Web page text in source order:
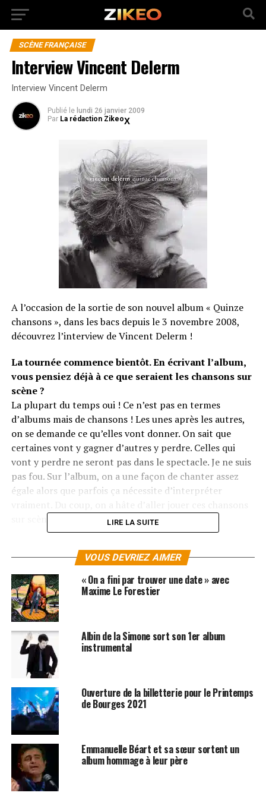
SCÈNE FRANÇAISE
Interview Vincent Delerm
Interview Vincent Delerm
Publié le lundi 26 janvier 2009
Par La rédaction Zikeo
A l’occasion de la sortie de son nouvel album « Quinze
chansons », dans les bacs depuis le 3 novembre 2008,
découvrez l’interview de Vincent Delerm !
La tournée commence bientôt. En écrivant l’album,
vous pensiez déjà à ce que seraient les chansons sur
scène ?
La plupart du temps oui ! Ce n’est pas en termes
d’albums mais de chansons ! Les unes après les autres,
on se demande ce qu’elles vont donner. On sait que
certaines vont y gagner d’autres y perdre. Celles qui
vont y perdre ne seront pas dans le spectacle. Je ne suis
pas fou. Sur l’album, on a une façon de chanter assez
égale alors que parfois ça nécessite d’interpréter
pas sur les disques et qu’on n’entend que sur scène.
Il y aura encore des inédites cette fois ci ?
Oui, j’aime bien faire ça car ce sont des moments
d’écoute très différents. Quand j’ai commencé sur mon
premier album, on m’a fait faire une vraie tournée avec
des titres que les gens avaient identifiés et la moitié que
les gens découvraient. C’était à chaque fois deux
moments complètement différents. Il y a une écoute
totale quand les gens découvrent les paroles. Et même si
ce n’est que pour une ou deux chansons, j’ai toujours
envie qu’il y ait quelques petits moments comme ça.
C’est un moment où tout le monde est relié au texte.
C’est assez excitant à faire, donc c’est encore le cas
cette fois ci.
On dit toujours « Delerm sur scène c’est super drôle
». Vous avez encore une fois des petits intermèdes,
LIRE LA SUITE
VOUS DEVRIEZ AIMER
« On a fini par trouver une date » avec
Maxime Le Forestier
Albin de la Simone sort son 1er album
instrumental
Ouverture de la billetterie pour le Printemps
de Bourges 2021
Emmanuelle Béart et sa sœur sortent un
album hommage à leur père